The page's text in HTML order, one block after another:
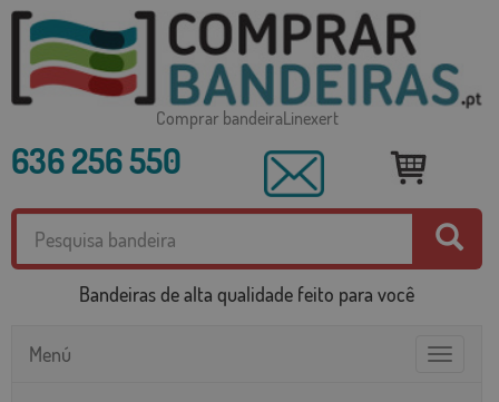
Comprar bandeiraLinexert
636 256 550
Bandeiras de alta qualidade feito para você
Toggle
Menú